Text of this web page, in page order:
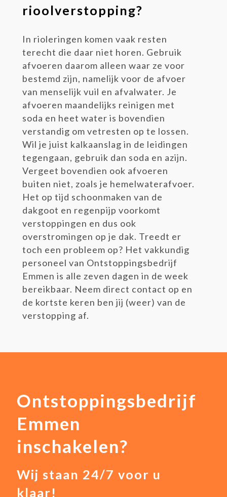
rioolverstopping?
In rioleringen komen vaak resten
terecht die daar niet horen. Gebruik
afvoeren daarom alleen waar ze voor
bestemd zijn, namelijk voor de afvoer
van menselijk vuil en afvalwater. Je
afvoeren maandelijks reinigen met
soda en heet water is bovendien
verstandig om vetresten op te lossen.
Wil je juist kalkaanslag in de leidingen
tegengaan, gebruik dan soda en azijn.
Vergeet bovendien ook afvoeren
buiten niet, zoals je hemelwaterafvoer.
Het op tijd schoonmaken van de
dakgoot en regenpijp voorkomt
verstoppingen en dus ook
overstromingen op je dak. Treedt er
toch een probleem op? Het vakkundig
personeel van Ontstoppingsbedrijf
Emmen is alle zeven dagen in de week
bereikbaar. Neem direct contact op en
de kortste keren ben jij (weer) van de
verstopping af.
Ontstoppingsbedrijf
Emmen
inschakelen?
Wij staan 24/7 voor u
klaar!